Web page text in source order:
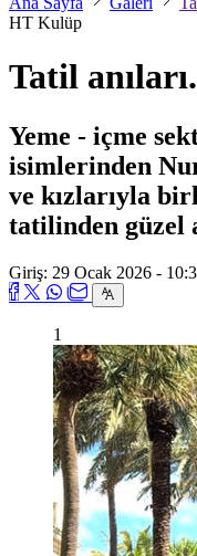
HT Kulüp
Tatil
Yeme - içme
isimlerinden
ve kızlarıyla
tatilinden güzel
Giriş: 29 Ocak 2026 -
1